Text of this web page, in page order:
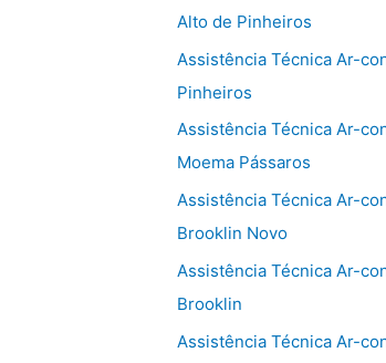
Alto de Pinheiros
Assistência Técnica Ar-
Pinheiros
Assistência Técnica Ar-
Moema Pássaros
Assistência Técnica Ar-
Brooklin Novo
Assistência Técnica Ar-
Brooklin
Assistência Técnica Ar-